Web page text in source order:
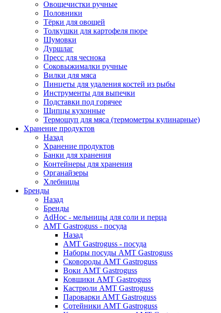
Овощечистки ручные
Половники
Тёрки для овощей
Толкушки для картофеля пюре
Шумовки
Дуршлаг
Пресс для чеснока
Соковыжималки ручные
Вилки для мяса
Пинцеты для удаления костей из рыбы
Инструменты для выпечки
Подставки под горячее
Щипцы кухонные
Термощуп для мяса (термометры кулинарные)
Хранение продуктов
Назад
Хранение продуктов
Банки для хранения
Контейнеры для хранения
Органайзеры
Хлебницы
Бренды
Назад
Бренды
AdHoc - мельницы для соли и перца
AMT Gastroguss - посуда
Назад
AMT Gastroguss - посуда
Наборы посуды AMT Gastroguss
Сковороды AMT Gastroguss
Воки AMT Gastroguss
Ковшики AMT Gastroguss
Кастрюли AMT Gastroguss
Пароварки AMT Gastroguss
Сотейники AMT Gastroguss